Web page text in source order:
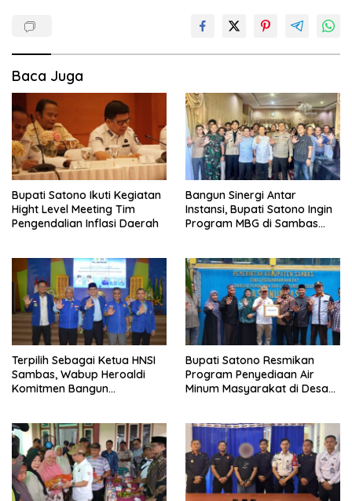
Baca Juga
Bupati Satono Ikuti Kegiatan
Hight Level Meeting Tim
Pengendalian Inflasi Daerah
Bangun Sinergi Antar
Instansi, Bupati Satono Ingin
Program MBG di Sambas
Terpilih Sebagai Ketua HNSI
Sambas, Wabup Heroaldi
Komitmen Bangun
Bupati Satono Resmikan
Program Penyediaan Air
Minum Masyarakat di Desa